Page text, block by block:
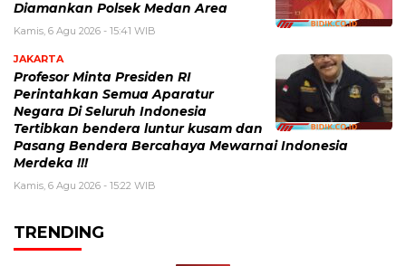
Diamankan Polsek Medan Area
Kamis, 6 Agu 2026 - 15:41 WIB
JAKARTA
Profesor Minta Presiden RI
Perintahkan Semua Aparatur
Negara Di Seluruh Indonesia
Tertibkan bendera luntur kusam dan
Pasang Bendera Bercahaya Mewarnai Indonesia
Merdeka !!!
Kamis, 6 Agu 2026 - 15:22 WIB
TRENDING